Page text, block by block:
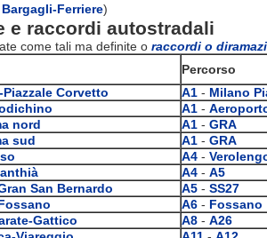
Ferriere)
e raccordi autostradali
come tali ma definite o raccordi o
Percorso
Corvetto
A1 - Milano
A1 -
nord
A1 - GRA
sud
A1 - GRA
A4 -
A4 - A5
San Bernardo
A5 - SS27
A6 - Fossano
Gattico
A8 - A26